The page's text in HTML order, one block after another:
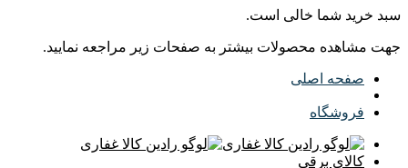
سبد خرید شما خالی است.
جهت مشاهده محصولات بیشتر به صفحات زیر مراجعه نمایید.
صفحه اصلی
فروشگاه
کالای برقی